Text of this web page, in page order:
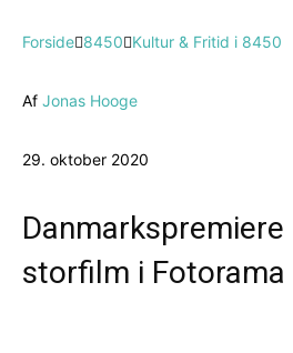
Forside 8450 Kultur & Fritid i 8450
Af Jonas Hooge
29. oktober 2020
storfilm i Fotorama